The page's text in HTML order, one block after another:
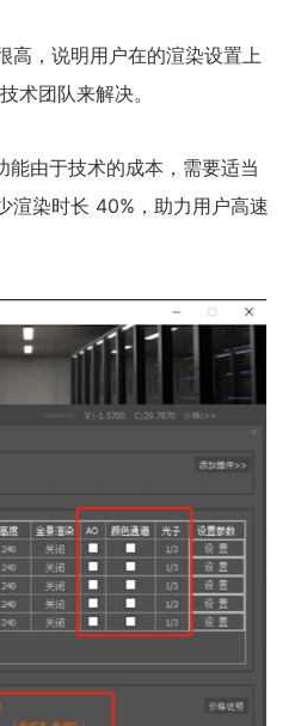
高，说明用户在的渲染设置上
术团队来解决。
能由于技术的成本，需要适当
渲染时长 40%，助力用户高速